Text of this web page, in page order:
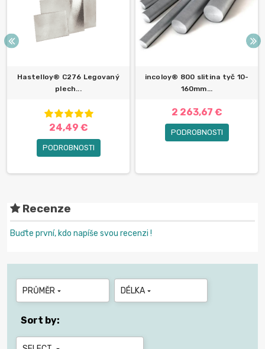
Hastelloy® C276 Legovaný
plech...
24,49 €
PODROBNOSTI
incoloy® 800 slitina tyč 10-
160mm...
2 263,67 €
PODROBNOSTI
Recenze
Buďte první, kdo napíše svou recenzi !
PRŮMĚR  DÉLKA 
Sort by: